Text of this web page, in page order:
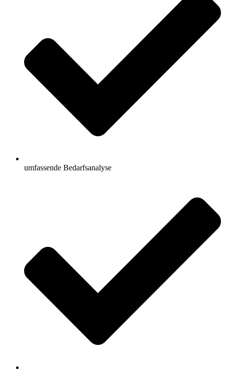
umfassende Bedarfsanalyse